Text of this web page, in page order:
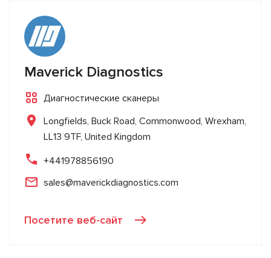
Maverick Diagnostics
Диагностические сканеры
Longfields, Buck Road, Commonwood, Wrexham,
LL13 9TF, United Kingdom
+441978856190
sales@maverickdiagnostics.com
Посетите веб-сайт